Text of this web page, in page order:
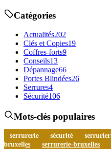
Catégories
Actualités202
Clés et Copies19
Coffres-forts9
Conseils13
Dépannage66
Portes Blindées26
Serrures4
Sécurité106
Mots-clés populaires
serrurerie sécurité serrurier
bruxelles
serrurerie-bruxelles